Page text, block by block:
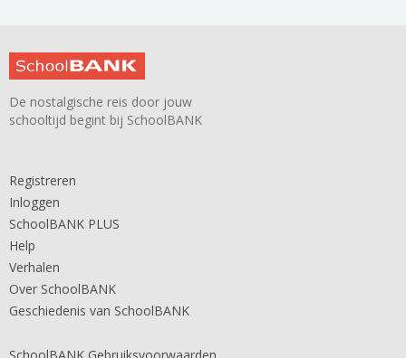
De nostalgische reis door jouw
schooltijd begint bij SchoolBANK
Registreren
Inloggen
SchoolBANK PLUS
Help
Verhalen
Over SchoolBANK
Geschiedenis van SchoolBANK